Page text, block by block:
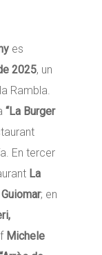
es
2025, un
Rambla.
“La Burger
En tercer
La
; en
Michele